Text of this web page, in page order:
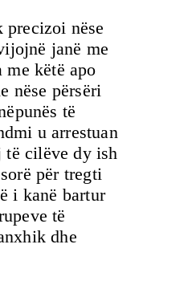
precizoi nëse
janë me
me këtë apo
nëse përsëri
të
u arrestuan
të cilëve dy ish
për tregti
i kanë bartur
të
dhe